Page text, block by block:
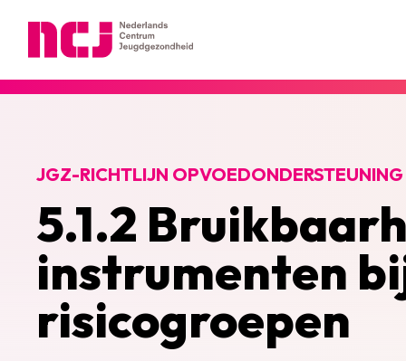
5.1.2
instrumenten
risicogroepen
JGZ-RICHTLIJN OPVOEDONDERSTEUNING